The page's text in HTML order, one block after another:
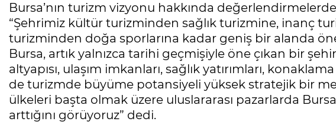
Bursa’nın turizm vizyonu hakkında
“Şehrimiz kültür turizminden sağlık turizmine, inanç
turizminden doğa sporlarına kadar geniş bir alanda
Bursa, artık yalnızca tarihi geçmişiyle öne çıkan bir
altyapısı, ulaşım imkanları, sağlık yatırımları,
de turizmde büyüme potansiyeli yüksek stratejik bir
ülkeleri başta olmak üzere uluslararası pazarlarda
arttığını görüyoruz” dedi.